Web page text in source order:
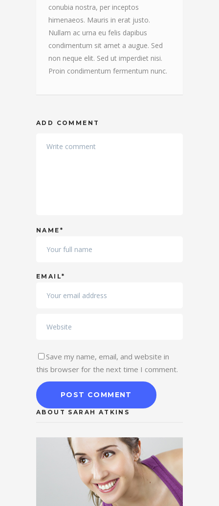
conubia nostra, per inceptos
himenaeos. Mauris in erat justo.
Nullam ac urna eu felis dapibus
condimentum sit amet a augue. Sed
non neque elit. Sed ut imperdiet nisi.
Proin condimentum fermentum nunc.
ADD COMMENT
NAME*
EMAIL*
Save my name, email, and website in
this browser for the next time I comment.
ABOUT SARAH ATKINS